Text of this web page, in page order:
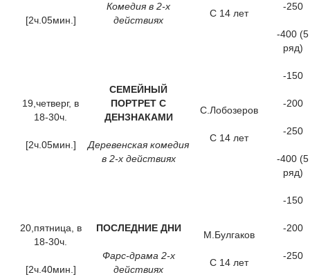
[2ч.05мин.]
Комедия в 2-х
действиях
С 14 лет
-250
-400 (5
ряд)
19,четверг, в
18-30ч.
[2ч.05мин.]
СЕМЕЙНЫЙ
ПОРТРЕТ С
ДЕНЗНАКАМИ
Деревенская комедия
в 2-х действиях
С.Лобозеров
С 14 лет
-150
-200
-250
-400 (5
ряд)
20,пятница, в
18-30ч.
[2ч.40мин.]
ПОСЛЕДНИЕ ДНИ
Фарс-драма 2-х
действиях
М.Булгаков
С 14 лет
-150
-200
-250